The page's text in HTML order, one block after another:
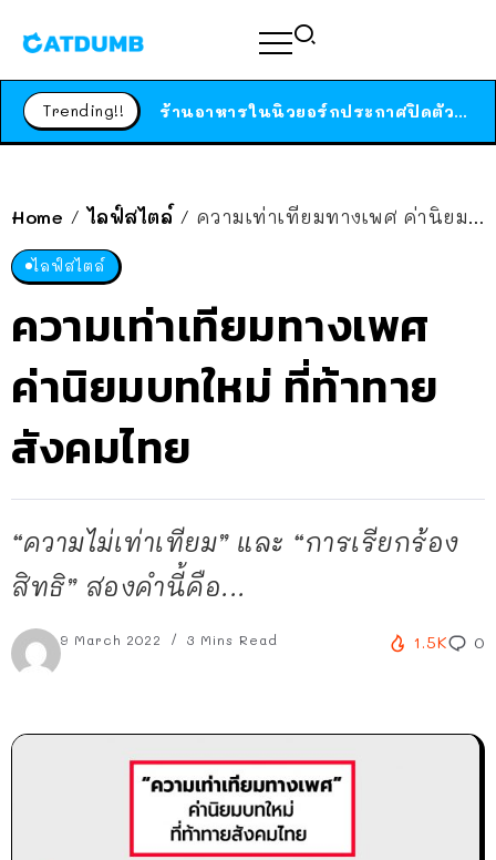
Trending!! ร้านอาหารในนิวยอร์กประกาศปิดตัวลง หลังอยู่มานานกว่า 45 ปี ติดป้ายขอบคุณลูกค้าทุกคน แถมสูตรทำไวท์ซอสให้แบบจัดเต็ม
Home / ไลฟ์สไตล์ / ความเท่าเทียมทางเพศ ค่านิยมบทใหม่ ที่ท้าทายสังคมไทย
ไลฟ์สไตล์
ความเท่าเทียมทางเพศ
ค่านิยมบทใหม่ ที่ท้าทาย
สังคมไทย
“ความไม่เท่าเทียม” และ “การเรียกร้อง
สิทธิ” สองคำนี้คือ...
9 March 2022 3 Mins Read 1.5K 0